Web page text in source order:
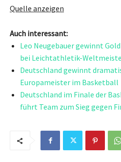
Quelle anzeigen
Auch interessant:
Leo Neugebauer gewinnt
bei Leichtathletik-
Deutschland gewinnt
Europameister im Basketball
Deutschland im Finale der
führt Team zum Sieg gegen